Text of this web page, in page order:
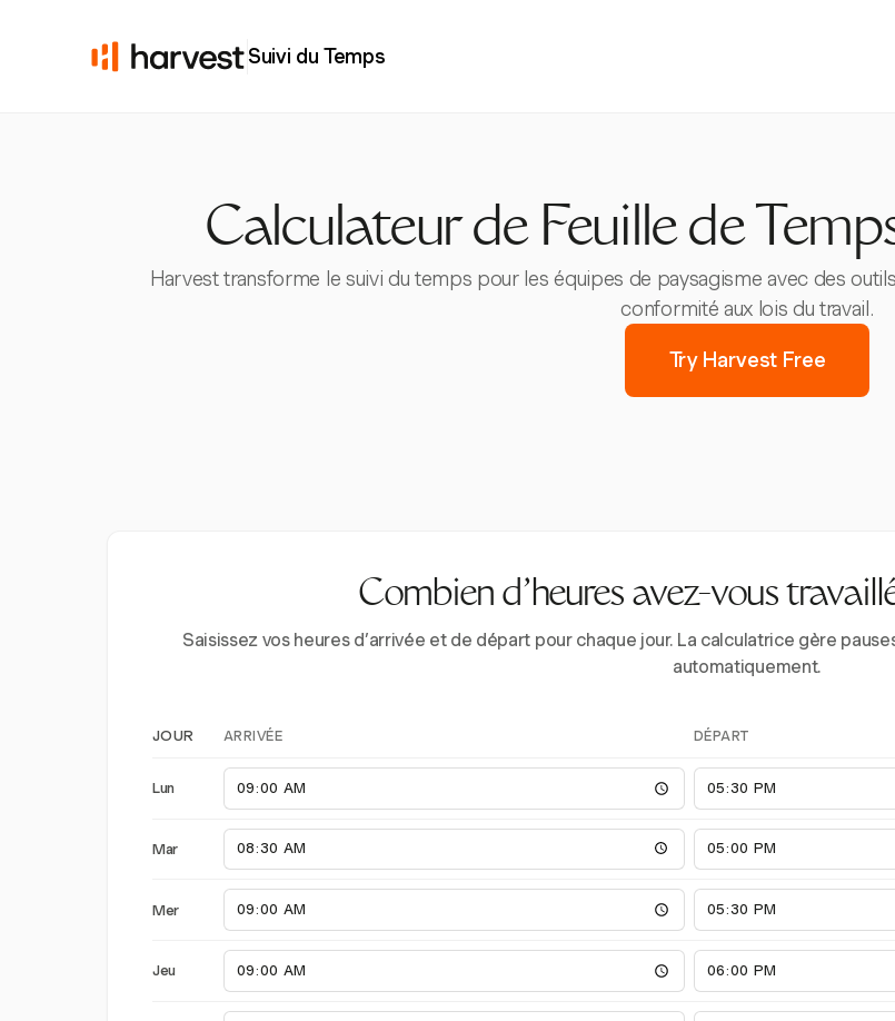
Suivi du Temps
Calculateur de Feuille de
Harvest transforme le suivi du temps pour les équipes de paysagisme avec des
conformité aux lois du travail.
Try Harvest Free
Combien d’heures avez-vous
Saisissez vos heures d’arrivée et de départ pour chaque jour. La calculatrice gère
automatiquement.
JOUR ARRIVÉE DÉPART
Lun
Mar
Mer
Jeu